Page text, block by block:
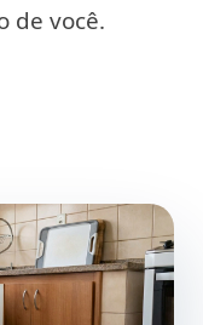
de você.